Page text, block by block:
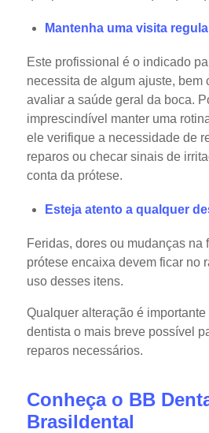
Mantenha uma visita
Este profissional é o indicado
necessita de algum ajuste, bem
avaliar a saúde geral da boca.
imprescindível manter uma
ele verifique a necessidade de
reparos ou checar sinais de
conta da prótese.
Esteja atento a qualquer
Feridas, dores ou mudanças na
prótese encaixa devem ficar no
uso desses itens.
Qualquer alteração é importante
dentista o mais breve possível
reparos necessários.
Conheça o BB
Brasildental